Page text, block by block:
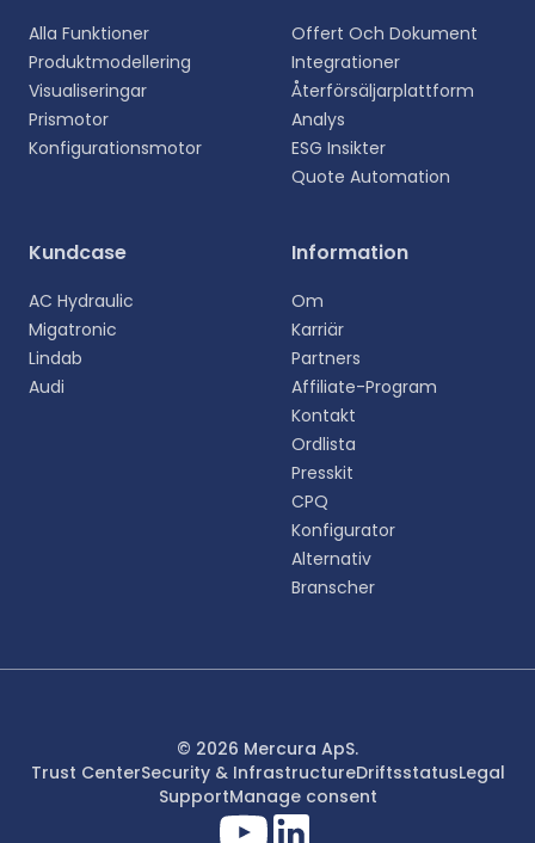
Välj ditt språk
upplevelse.
Svenska
Français
Alla Funktioner
Produktmodellering
Visualiseringar
Prismotor
Konfigurationsmotor
Offert Och Dokument
Integrationer
Återförsäljarplattform
Analys
ESG Insikter
Quote Automation
Kundcase
AC Hydraulic
Migatronic
Lindab
Audi
Information
Om
Karriär
Partners
Affiliate-Program
Kontakt
Ordlista
Presskit
CPQ
Konfigurator
Alternativ
Branscher
© 2026 Mercura ApS.
Trust CenterSecurity & InfrastructureDriftsstatusLegal
SupportManage consent